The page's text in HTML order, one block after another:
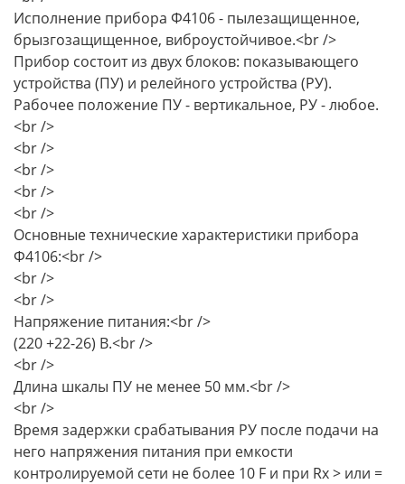
Исполнение прибора Ф4106 - пылезащищенное,
брызгозащищенное, виброустойчивое.<br />
Прибор состоит из двух блоков: показывающего
устройства (ПУ) и релейного устройства (РУ).
Рабочее положение ПУ - вертикальное, РУ - любое.
<br />
<br />
<br />
<br />
<br />
Основные технические характеристики прибора
Ф4106:<br />
<br />
<br />
Напряжение питания:<br />
(220 +22-26) В.<br />
<br />
Длина шкалы ПУ не менее 50 мм.<br />
<br />
Время задержки срабатывания РУ после подачи на
него напряжения питания при емкости
контролируемой сети не более 10 F и при Rx > или =